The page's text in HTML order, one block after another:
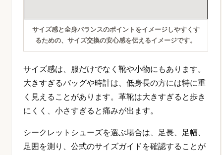
サイズ感と全身バランスのポイントをイメージしやすくす
るための、サイズ交換の安心感を伝えるイメージです。
サイズ感は、服だけでなく靴や小物にもあります。
大きすぎるバッグや時計は、低身長の方には特に重
く見えることがあります。革靴は大きすぎると歩き
にくく、小さすぎると痛みが出ます。
シークレットシューズを選ぶ場合は、足長、足幅、
足囲を測り、公式のサイズガイドを確認することが